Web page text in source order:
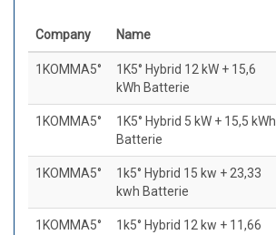
Company Name
1KOMMA5°
1K5° Hybrid 12 kW + 15,6
kWh Batterie
1KOMMA5°
1K5° Hybrid 5 kW + 15,5 kWh
Batterie
1KOMMA5°
1k5° Hybrid 15 kw + 23,33
kwh Batterie
1KOMMA5°
1k5° Hybrid 12 kw + 11,66